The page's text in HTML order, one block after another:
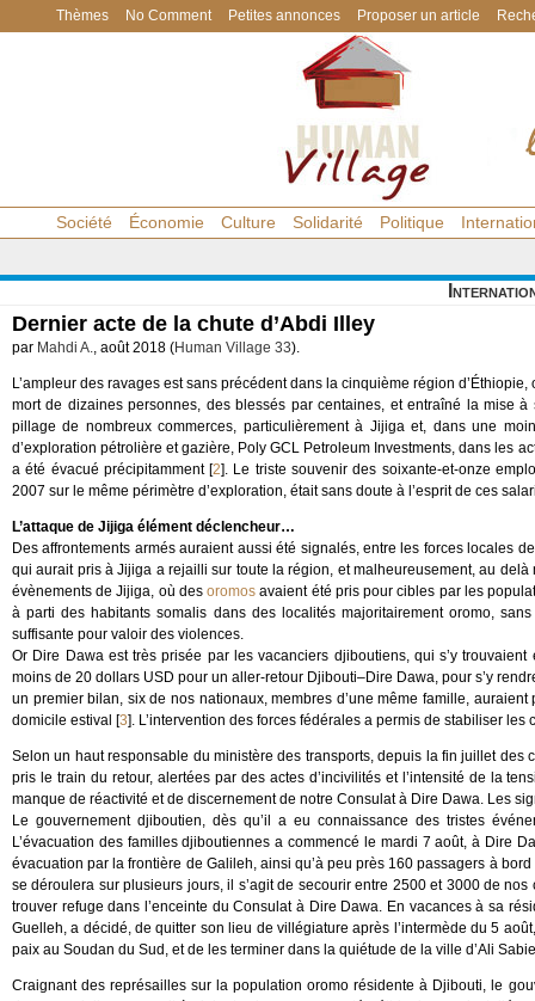
Thèmes No Comment Petites annonces Proposer un article
Société Économie Culture Solidarité Politique
Dernier acte de la chute d’Abdi Illey
par Mahdi A., août 2018 (Human Village 33).
L’ampleur des ravages est sans précédent dans la cinquième région
mort de dizaines personnes, des blessés par centaines, et entraîné la mise à
pillage de nombreux commerces, particulièrement à Jijiga et, dans une
d’exploration pétrolière et gazière, Poly GCL Petroleum Investments, dans les
a été évacué précipitamment[2]. Le triste souvenir des soixante-et-onze
2007 sur le même périmètre d’exploration, était sans doute à l’esprit de ces
L’attaque de Jijiga élément déclencheur…
Des affrontements armés auraient aussi été signalés, entre les forces locales
qui aurait pris à Jijiga a rejailli sur toute la région, et malheureusement, au
évènements de Jijiga, où desoromos avaient été pris pour cibles par les
à parti des habitants somalis dans des localités majoritairement oromo,
suffisante pour valoir des violences.
Or Dire Dawa est très prisée par les vacanciers djiboutiens, qui s’y
moins de 20 dollars USD pour un aller-retour Djibouti–Dire Dawa, pour s’y
un premier bilan, six de nos nationaux, membres d’une même famille,
domicile estival [3]. L’intervention des forces fédérales a permis de stabiliser
Selon un haut responsable du ministère des transports, depuis la fin juillet
pris le train du retour, alertées par des actes d’incivilités et l’intensité de la
manque de réactivité et de discernement de notre Consulat à Dire Dawa. Les
Le gouvernement djiboutien, dès qu’il a eu connaissance des tristes
L’évacuation des familles djiboutiennes a commencé le mardi 7 août, à Dire
évacuation par la frontière de Galileh, ainsi qu’à peu près 160 passagers à
se déroulera sur plusieurs jours, il s’agit de secourir entre 2500 et 3000 de
trouver refuge dans l’enceinte du Consulat à Dire Dawa. En vacances à sa
Guelleh, a décidé, de quitter son lieu de villégiature après l’intermède du 5
paix au Soudan du Sud, et de les terminer dans la quiétude de la ville d’Ali
Craignant des représailles sur la population oromo résidente à Djibouti, le